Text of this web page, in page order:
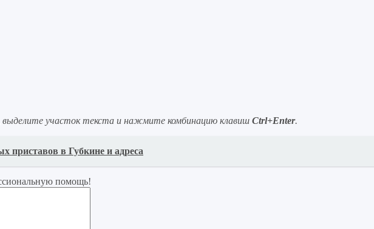
участок текста и нажмите комбинацию клавиш Ctrl+Enter.
приставов в Губкине и адреса
помощь!